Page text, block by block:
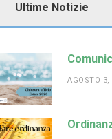
Ultime Notizie
AGOSTO 3,